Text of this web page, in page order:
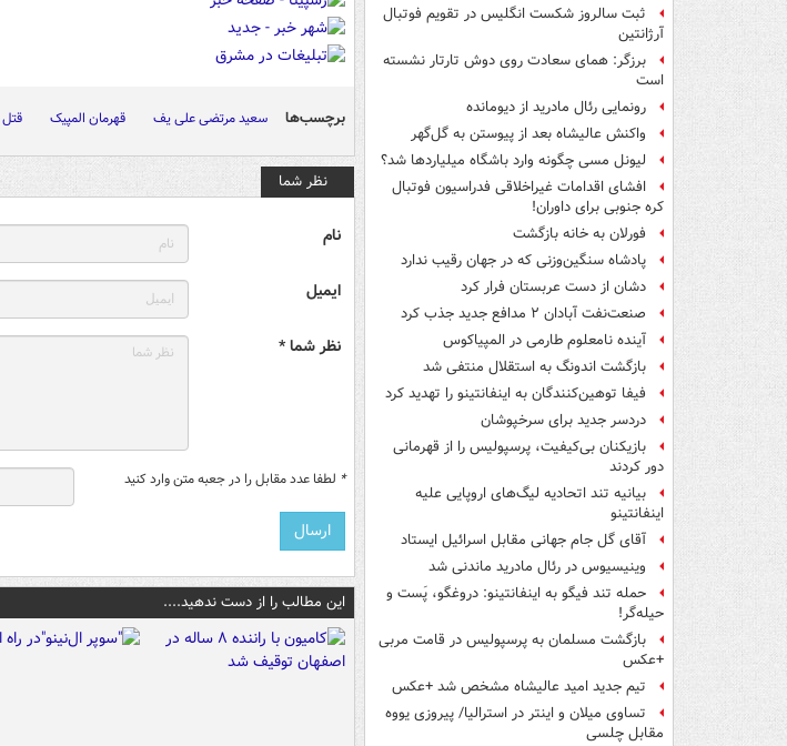
ثبت سالروز شکست انگلیس در تقویم فوتبال
آرژانتین
برزگر: همای سعادت روی دوش تارتار نشسته
است
رونمایی رئال مادرید از دیومانده
واکنش عالیشاه بعد از پیوستن به گل‌گهر
لیونل مسی چگونه وارد باشگاه میلیاردها شد؟
افشای اقدامات غیراخلاقی فدراسیون فوتبال
کره جنوبی برای داوران!
فورلان به خانه بازگشت
پادشاه سنگین‌وزنی که در جهان رقیب ندارد
دشان از دست عربستان فرار کرد
صنعت‌نفت آبادان ۲ مدافع جدید جذب کرد
آینده نامعلوم طارمی در المپیاکوس
بازگشت اندونگ به استقلال منتفی شد
فیفا توهین‌کنندگان به اینفانتینو را تهدید کرد
دردسر جدید برای سرخپوشان
بازیکنان بی‌کیفیت، پرسپولیس را از قهرمانی
دور کردند
بیانیه تند اتحادیه لیگ‌های اروپایی علیه
اینفانتینو
آقای گل جام جهانی مقابل اسرائیل ایستاد
وینیسیوس در رئال مادرید ماندنی شد
حمله تند فیگو به اینفانتینو: دروغگو، پَست‌ و
حیله‌گر!
بازگشت مسلمان به پرسپولیس در قامت مربی
+عکس
تیم جدید امید عالیشاه مشخص شد +عکس
تساوی میلان و اینتر در استرالیا/ پیروزی یووه
مقابل چلسی
برچسب‌ها سعید مرتضی علی یف قهرمان المپیک قتل
نظر شما
نام
ایمیل
نظر شما *
* لطفا عدد مقابل را در جعبه متن وارد کنید
این مطالب را از دست ندهید....